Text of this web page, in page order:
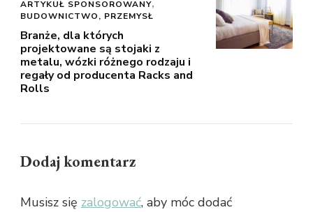
ARTYKUŁ SPONSOROWANY
BUDOWNICTWO, PRZEMYSŁ
Branże, dla których
projektowane są stojaki z
metalu, wózki różnego rodzaju i
regały od producenta Racks and
Rolls
Dodaj komentarz
Musisz się zalogować, aby móc dodać